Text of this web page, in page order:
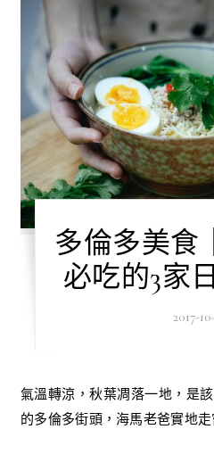
多倫多美食
必吃的3家
2017-
氣溫轉涼，秋葉凋落一地，是該來碗熱呼呼的麵食了。深秋
的多倫多街頭，海馬老爸實地